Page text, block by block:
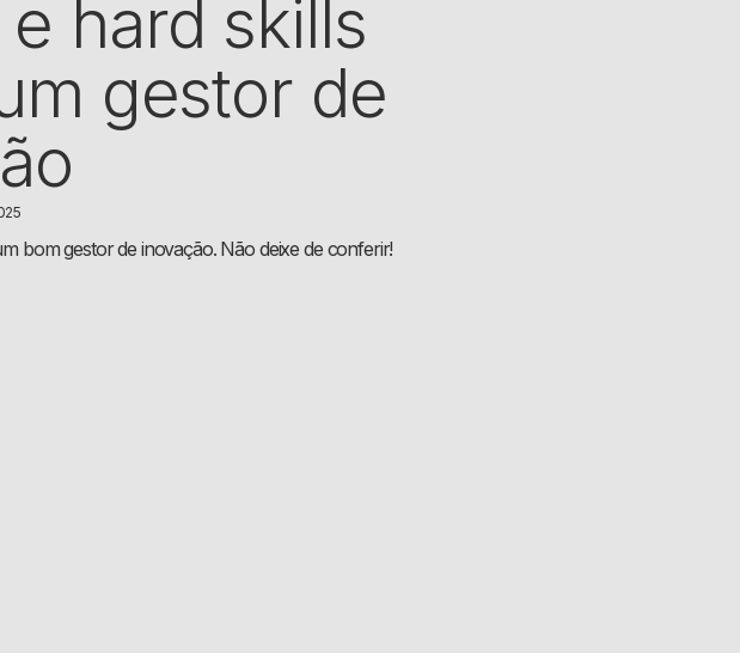
hard skills
gestor de
bom gestor de inovação. Não deixe de conferir!